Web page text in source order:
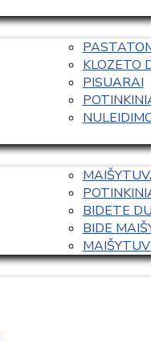
KLOZETO
PISUARAI
BIDETE
BIDE